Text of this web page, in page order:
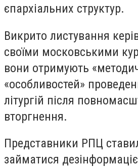
єпархіальних структур.
Викрито листування
своїми московськими
вони отримують
«особливостей»
літургій після
вторгнення.
Представники РПЦ
займатися